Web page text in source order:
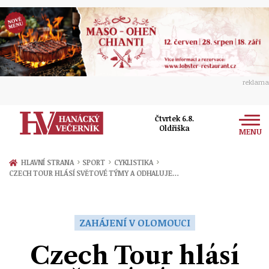
reklama
Čtvrtek 6.8.
Oldřiška
MENU
Zprávy
Přerov
Ekonomika
Ženy
Sport
HLAVNÍ STRANA › SPORT › CYKLISTIKA ›
CZECH TOUR HLÁSÍ SVĚTOVÉ TÝMY A ODHALUJE…
ZAHÁJENÍ V OLOMOUCI
Czech Tour hlásí